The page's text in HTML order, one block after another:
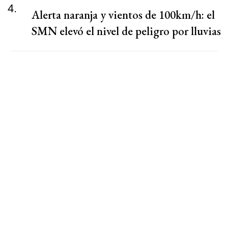
4.
Alerta naranja y vientos de 100km/h: el
SMN elevó el nivel de peligro por lluvias